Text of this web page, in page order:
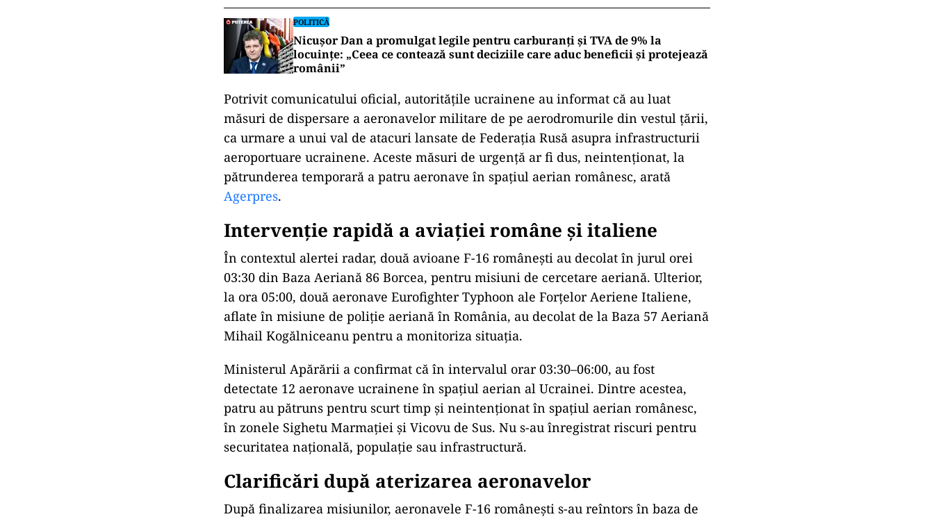
POLITICĂ
Nicușor Dan a promulgat legile pentru carburanți și TVA de 9% la
locuințe: „Ceea ce contează sunt deciziile care aduc beneficii și protejează
românii”
Potrivit comunicatului oficial, autoritățile ucrainene au informat că au luat
măsuri de dispersare a aeronavelor militare de pe aerodromurile din vestul țării,
ca urmare a unui val de atacuri lansate de Federația Rusă asupra infrastructurii
aeroportuare ucrainene. Aceste măsuri de urgență ar fi dus, neintenționat, la
pătrunderea temporară a patru aeronave în spațiul aerian românesc, arată
Agerpres.
Intervenție rapidă a aviației române și italiene
În contextul alertei radar, două avioane F-16 românești au decolat în jurul orei
03:30 din Baza Aeriană 86 Borcea, pentru misiuni de cercetare aeriană. Ulterior,
la ora 05:00, două aeronave Eurofighter Typhoon ale Forțelor Aeriene Italiene,
aflate în misiune de poliție aeriană în România, au decolat de la Baza 57 Aeriană
Mihail Kogălniceanu pentru a monitoriza situația.
Ministerul Apărării a confirmat că în intervalul orar 03:30–06:00, au fost
detectate 12 aeronave ucrainene în spațiul aerian al Ucrainei. Dintre acestea,
patru au pătruns pentru scurt timp și neintenționat în spațiul aerian românesc,
în zonele Sighetu Marmației și Vicovu de Sus. Nu s-au înregistrat riscuri pentru
securitatea națională, populație sau infrastructură.
Clarificări după aterizarea aeronavelor
După finalizarea misiunilor, aeronavele F-16 românești s-au reîntors în baza de